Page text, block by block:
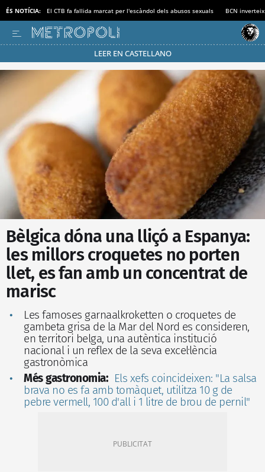
ÉS NOTÍCIA: El CTB fa fallida marcat per l'escàndol dels abusos sexuals BCN
LEER EN CASTELLANO
Passa’t al mode estalvi
Bèlgica dóna una lliçó a Espanya:
les millors croquetes no porten
llet, es fan amb un concentrat de
marisc
Les famoses garnaalkroketten o croquetes de
gambeta grisa de la Mar del Nord es consideren,
en territori belga, una autèntica institució
nacional i un reflex de la seva excel·lència
gastronòmica
Més gastronomia: Els xefs coincideixen: "La salsa
brava no es fa amb tomàquet, utilitza 10 g de
pebre vermell, 100 d'all i 1 litre de brou de pernil"